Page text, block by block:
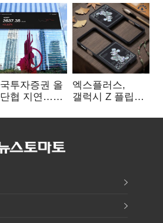
투자증권 올
협 지연…
엑스플러스,
갤럭시 Z 플립8·
액세서리 출시